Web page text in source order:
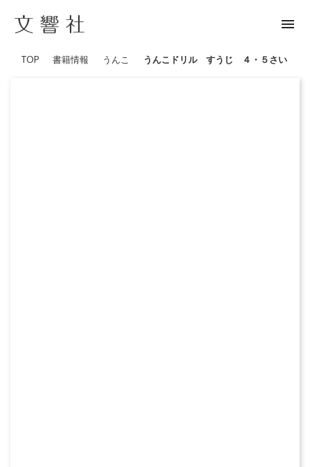
menu
TOP 書籍情報 うんこ うんこドリル すうじ ４・５さい